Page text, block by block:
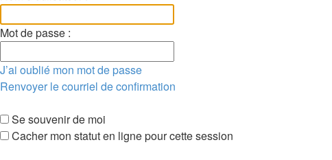
Mot de passe :
J’ai oublié mon mot de passe
Renvoyer le courriel de confirmation
Se souvenir de moi
Cacher mon statut en ligne pour cette session